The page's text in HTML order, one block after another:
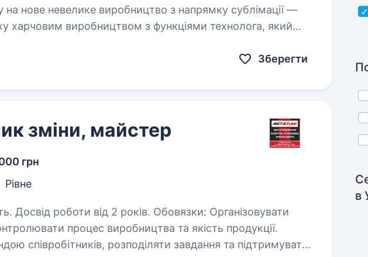
нове невелике виробництво з напрямку сублімації —
харчовим виробництвом з функціями технолога, який
Зберегти
зміни, майстер
грн
Рівне
від 2 років. Обовязки: Організовувати
процес виробництва та якість продукції.
співробітників, розподіляти завдання та підтримувати
в